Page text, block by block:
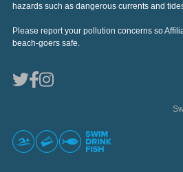
hazards such as dangerous currents and
Please report your pollution concerns so
beach-goers safe.